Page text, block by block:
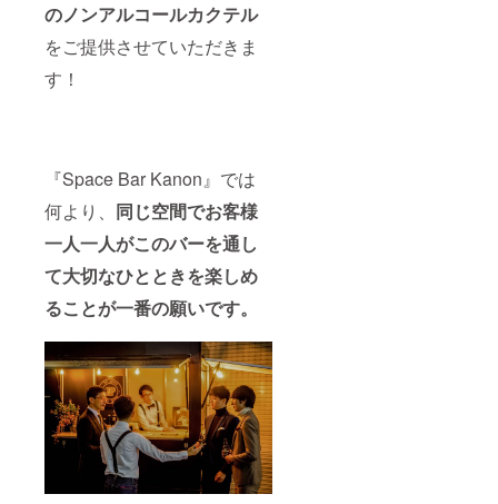
のノンアルコールカクテル
をご提供させていただきま
す！
『Space Bar Kanon』では
何より、 同じ空間でお客様
一人一人がこのバーを通し
て大切なひとときを楽しめ
ることが一番の願いです。